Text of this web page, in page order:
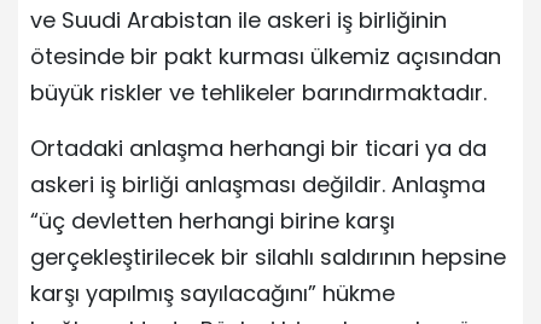
ve Suudi Arabistan ile askeri iş birliğinin
ötesinde bir pakt kurması ülkemiz açısından
büyük riskler ve tehlikeler barındırmaktadır.
Ortadaki anlaşma herhangi bir ticari ya da
askeri iş birliği anlaşması değildir. Anlaşma
“üç devletten herhangi birine karşı
gerçekleştirilecek bir silahlı saldırının hepsine
karşı yapılmış sayılacağını” hükme